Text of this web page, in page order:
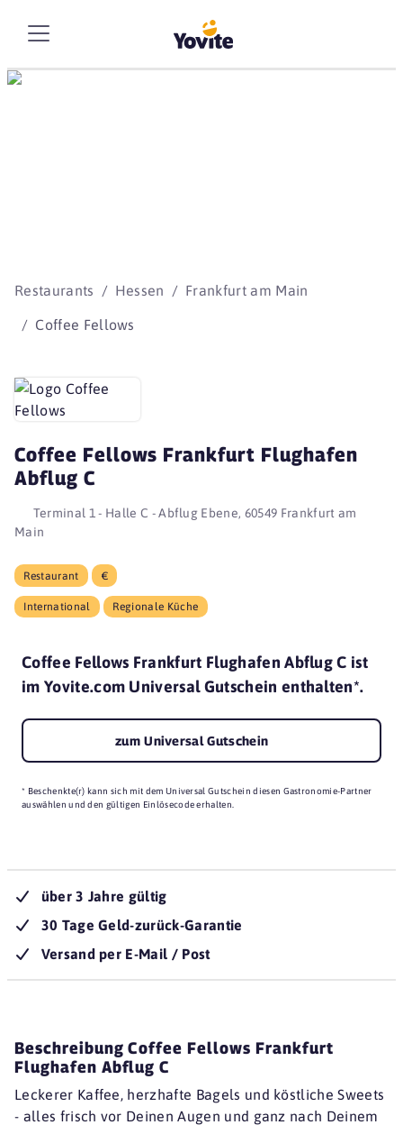
Restaurants Hessen Frankfurt am Main
Coffee Fellows
Coffee Fellows Frankfurt Flughafen
Abflug C
Terminal 1 - Halle C - Abflug Ebene, 60549 Frankfurt am
Main
Restaurant €
International Regionale Küche
Coffee Fellows Frankfurt Flughafen Abflug C ist
im Yovite.com Universal Gutschein enthalten*.
zum Universal Gutschein
* Beschenkte(r) kann sich mit dem Universal Gutschein diesen Gastronomie-Partner
auswählen und den gültigen Einlösecode erhalten.
über 3 Jahre gültig
30 Tage Geld-zurück-Garantie
Versand per E-Mail / Post
Beschreibung Coffee Fellows Frankfurt
Flughafen Abflug C
Leckerer Kaffee, herzhafte Bagels und köstliche Sweets
- alles frisch vor Deinen Augen und ganz nach Deinem